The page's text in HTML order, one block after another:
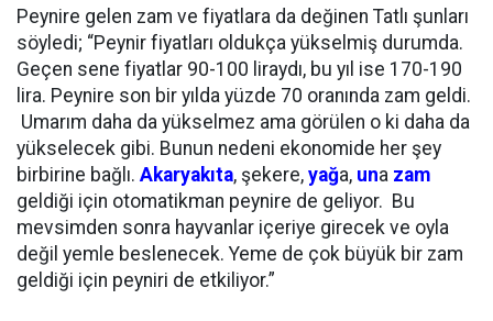
Peynire gelen zam ve fiyatlara da değinen Tatlı şunları
söyledi; “Peynir fiyatları oldukça yükselmiş durumda.
Geçen sene fiyatlar 90-100 liraydı, bu yıl ise 170-190
lira. Peynire son bir yılda yüzde 70 oranında zam geldi.
Umarım daha da yükselmez ama görülen o ki daha da
yükselecek gibi. Bunun nedeni ekonomide her şey
birbirine bağlı. Akaryakıta, şekere, yağa, una zam
geldiği için otomatikman peynire de geliyor. Bu
mevsimden sonra hayvanlar içeriye girecek ve oyla
değil yemle beslenecek. Yeme de çok büyük bir zam
geldiği için peyniri de etkiliyor.”